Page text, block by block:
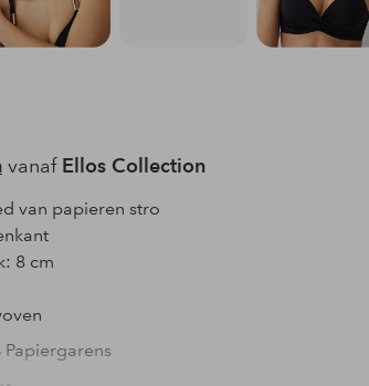
vanaf Ellos Collection
van papieren stro
8 cm